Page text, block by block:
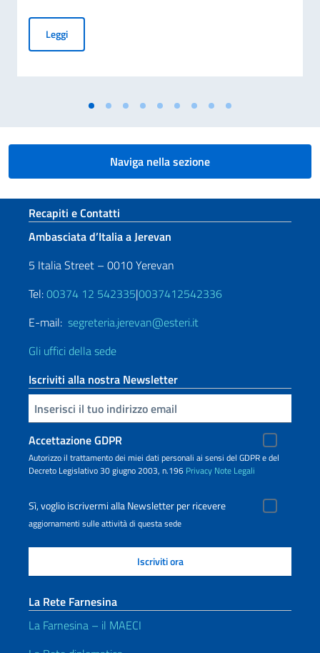
LeggiMESSAGGIO DEL VICE PRESIDENTE DEL CONSIGLIO DEI
Naviga nella sezione
Sezione footer
Recapiti e Contatti
Ambasciata d’Italia a Jerevan
5 Italia Street – 0010 Yerevan
Tel:00374 12 542335|0037412542336
E-mail: segreteria.jerevan@esteri.it
Gli uffici della sede
Iscriviti alla nostra Newsletter
Inserisci la tua email
Accettazione GDPR
Autorizzo il trattamento dei miei dati personali ai sensi del GDPR e del
Decreto Legislativo 30 giugno 2003, n.196 Privacy Note Legali
Sì, voglio iscrivermi alla Newsletter per ricevere
aggiornamenti sulle attività di questa sede
La Rete Farnesina
La Farnesina – il MAECI